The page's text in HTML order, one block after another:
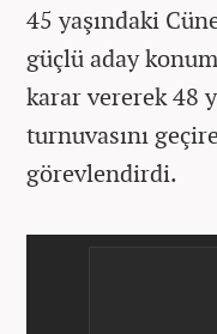
45 yaşındaki
güçlü aday
karar vererek 48
turnuvasını
görevlendirdi.